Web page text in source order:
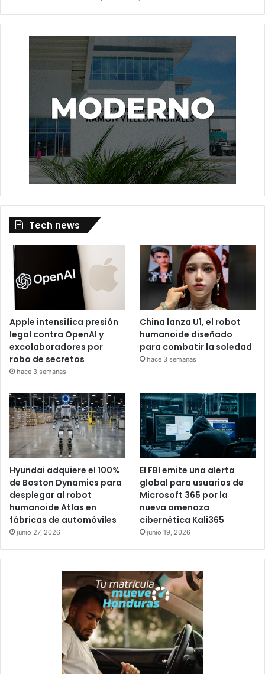
Tech news
Apple intensifica presión
legal contra OpenAI y
excolaboradores por
robo de secretos
hace 3 semanas
China lanza U1, el robot
humanoide diseñado
para combatir la soledad
hace 3 semanas
Hyundai adquiere el 100%
de Boston Dynamics para
desplegar al robot
humanoide Atlas en
fábricas de automóviles
junio 27, 2026
El FBI emite una alerta
global para usuarios de
Microsoft 365 por la
nueva amenaza
cibernética Kali365
junio 19, 2026